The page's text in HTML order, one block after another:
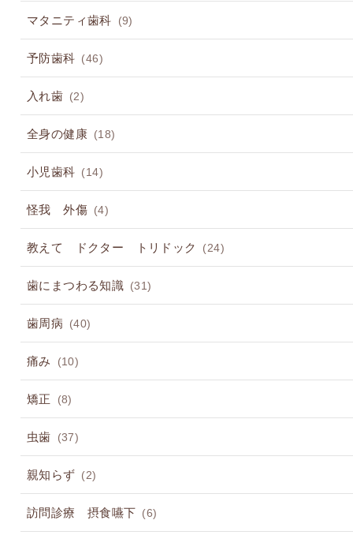
マタニティ歯科 (9)
予防歯科 (46)
入れ歯 (2)
全身の健康 (18)
小児歯科 (14)
怪我 外傷 (4)
教えて ドクター トリドック (24)
歯にまつわる知識 (31)
歯周病 (40)
痛み (10)
矯正 (8)
虫歯 (37)
親知らず (2)
訪問診療 摂食嚥下 (6)